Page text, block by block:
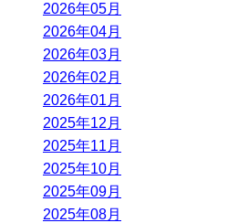
2026年05月
2026年04月
2026年03月
2026年02月
2026年01月
2025年12月
2025年11月
2025年10月
2025年09月
2025年08月